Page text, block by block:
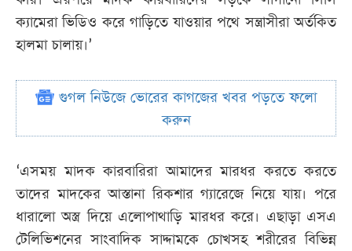
ক্যামেরা ভিডিও করে গাড়িতে যাওয়ার পথে সন্ত্রাসীরা অর্তকিত
হালমা চালায়।’
গুগল নিউজে ভোরের কাগজের খবর পড়তে ফলো
করুন
‘এসময় মাদক কারবারিরা আমাদের মারধর করতে করতে
তাদের মাদকের আস্তানা রিকশার গ্যারেজে নিয়ে যায়। পরে
ধারালো অস্ত্র দিয়ে এলোপাথাড়ি মারধর করে। এছাড়া এসএ
টেলিভিশনের সাংবাদিক সাদ্দামকে চোখসহ শরীরের বিভিন্ন